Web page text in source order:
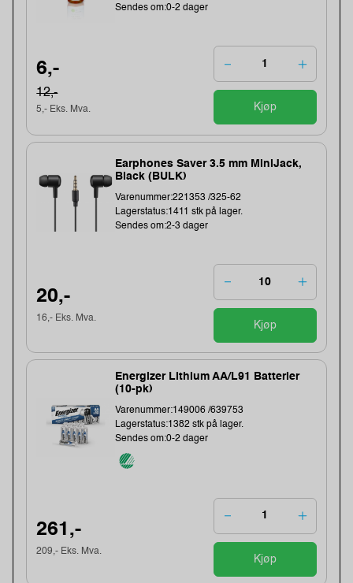
Sendes om:0-2 dager
6,-
12,-
5,- Eks. Mva. Kjøp
Earphones Saver 3.5 mm MiniJack,
Black (BULK)
Varenummer:221353 /325-62
Lagerstatus:1411 stk på lager.
Sendes om:2-3 dager
20,-
16,- Eks. Mva.
Kjøp
Energizer Lithium AA/L91 Batterier
(10-pk)
Varenummer:149006 /639753
Lagerstatus:1382 stk på lager.
Sendes om:0-2 dager
261,-
209,- Eks. Mva.
Kjøp